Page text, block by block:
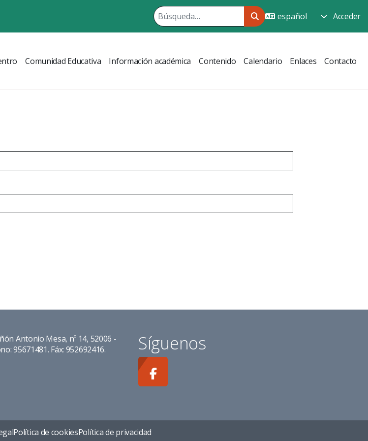
Acceder
Comunidad Educativa Información académica Contenido Calendario Enlaces Contacto
Antonio Mesa, nº 14, 52006 -
95671481. Fáx: 952692416.
Síguenos
Política de cookiesPolítica de privacidad